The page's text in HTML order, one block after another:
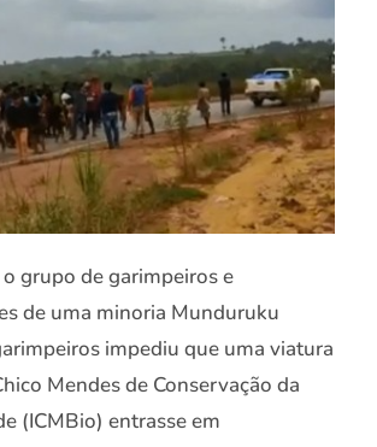
grupo de garimpeiros e
de uma minoria Munduruku
impediu que uma viatura
Mendes de Conservação da
(ICMBio) entrasse em